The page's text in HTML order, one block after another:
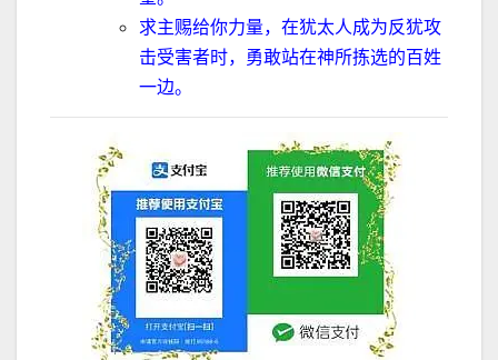
求主赐给你力量，在犹太人成为反犹攻
击受害者时，勇敢站在神所拣选的百姓
一边。